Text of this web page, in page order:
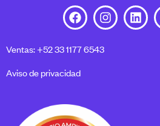
Ventas: +52 33 1177 6543
Aviso de privacidad